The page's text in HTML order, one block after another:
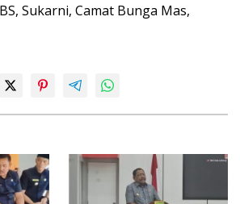
Sukarni, Camat Bunga Mas,